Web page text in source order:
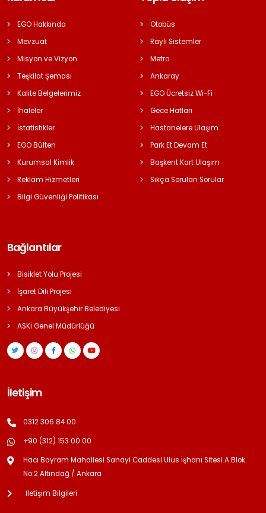
EGO Hakkında
Mevzuat
Misyon ve Vizyon
Teşkilat Şeması
Kalite Belgelerimiz
İhaleler
İstatistikler
EGO Bülten
Kurumsal Kimlik
Reklam Hizmetleri
Bilgi Güvenliği Politikası
Otobüs
Raylı Sistemler
Metro
Ankaray
EGO Ücretsiz Wi-Fi
Gece Hatları
Hastanelere Ulaşım
Park Et Devam Et
Başkent Kart Ulaşım
Sıkça Sorulan Sorular
Bağlantılar
Bisiklet Yolu Projesi
İşaret Dili Projesi
Ankara Büyükşehir Belediyesi
ASKİ Genel Müdürlüğü
İletişim
0312 306 84 00
+90 (312) 153 00 00
Hacı Bayram Mahallesi Sanayi Caddesi Ulus İşhanı Sitesi A Blok
No:2 Altındağ / Ankara
İletişim Bilgileri